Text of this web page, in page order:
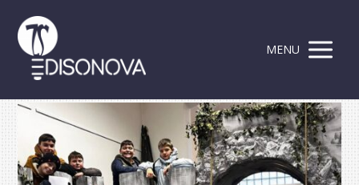
MENU